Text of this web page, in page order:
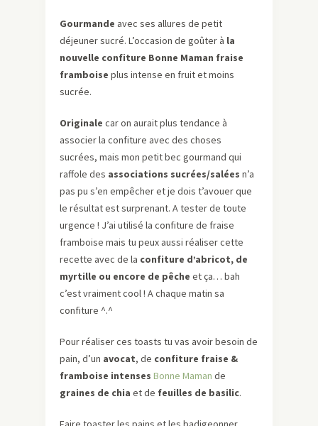
Gourmande avec ses allures de petit
déjeuner sucré. L’occasion de goûter à la
nouvelle confiture Bonne Maman fraise
framboise plus intense en fruit et moins
sucrée.
Originale car on aurait plus tendance à
associer la confiture avec des choses
sucrées, mais mon petit bec gourmand qui
raffole des associations sucrées/salées n’a
pas pu s’en empêcher et je dois t’avouer que
le résultat est surprenant. A tester de toute
urgence ! J’ai utilisé la confiture de fraise
framboise mais tu peux aussi réaliser cette
recette avec de la confiture d’abricot, de
myrtille ou encore de pêche et ça… bah
c’est vraiment cool ! A chaque matin sa
confiture ^.^
Pour réaliser ces toasts tu vas avoir besoin de
pain, d’un avocat, de confiture fraise &
framboise intenses Bonne Maman de
graines de chia et de feuilles de basilic.